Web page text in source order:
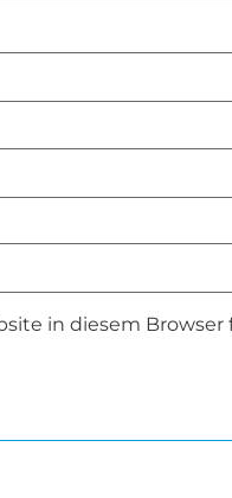
in diesem